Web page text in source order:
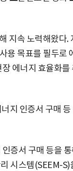
지속 노력해왔다.
용 목표를 필두로
에너지 효율화를
지 인증서 구매 등
증서 구매 등을 통
시스템(SEEM-S)